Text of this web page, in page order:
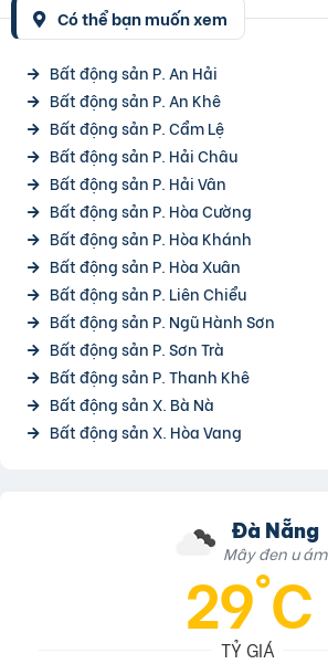
Có thể bạn muốn xem
Bất động sản P. An Hải
Bất động sản P. An Khê
Bất động sản P. Cẩm Lệ
Bất động sản P. Hải Châu
Bất động sản P. Hải Vân
Bất động sản P. Hòa Cường
Bất động sản P. Hòa Khánh
Bất động sản P. Hòa Xuân
Bất động sản P. Liên Chiểu
Bất động sản P. Ngũ Hành Sơn
Bất động sản P. Sơn Trà
Bất động sản P. Thanh Khê
Bất động sản X. Bà Nà
Bất động sản X. Hòa Vang
Đà Nẵng
Mây đen u ám
29°C
TỶ GIÁ